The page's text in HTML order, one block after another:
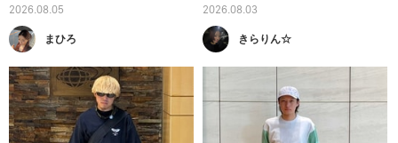
2026.08.05
まひろ
2026.08.03
きらりん☆